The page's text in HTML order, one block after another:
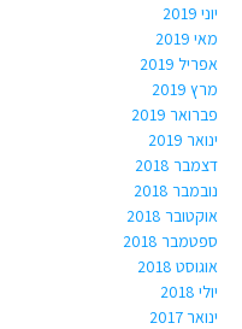
יוני 2019
מאי 2019
אפריל 2019
מרץ 2019
פברואר 2019
ינואר 2019
דצמבר 2018
נובמבר 2018
אוקטובר 2018
ספטמבר 2018
אוגוסט 2018
יולי 2018
ינואר 2017